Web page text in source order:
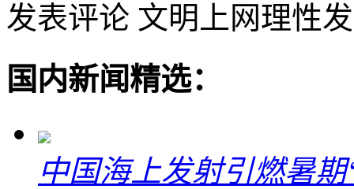
发表评论 文明上网理性
国内新闻精选：
中国海上发射引燃暑